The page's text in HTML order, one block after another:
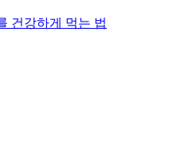
건강하게 먹는 법